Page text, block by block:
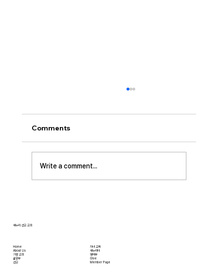
오늘날 성도로서 올바른 신앙생활을 하는 데 걸
림돌이 되는 세 가지가 있습니다. 첫째는 안일주
의입니다. 산업혁명 이후 급속도로 발전한 물질
문명은 우리의 삶을 매우 편리하게 만들어 주었
Comments
Write a comment...
Home
About Us
​가정 교회
​삶공부
​선교
자녀 교육
새누리터
영어부
Give
Member Page
새누리 선교 교회